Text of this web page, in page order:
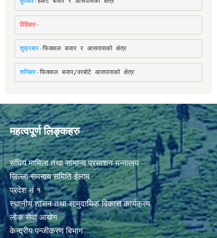
विहिबार-
शुक्रबार-फिक्कल बजार र आसपासको क्षेत्र
शनिबार-फिक्कल बजार/वरबोटे आसपासको क्षेत्र
महत्वपूर्ण लिङ्कहरु
संघिय मामिला तथा सामान्य प्रसाशन मन्नालय
जिल्ला समन्वय समिति ईलाम
प्रदेश नं १
स्थानीय शासन तथा सामुदायिक विकास कार्यक्रम
लोक सेवा आयोग
केन्द्रीय पन्जीकरण बिभाग